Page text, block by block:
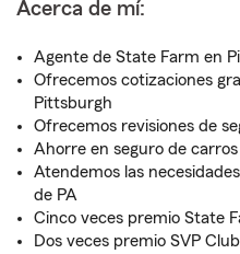
Acerca de mí:
Agente de State Farm en
Ofrecemos cotizaciones
Pittsburgh
Ofrecemos revisiones de
Ahorre en seguro de
Atendemos las
de PA
Cinco veces premio State
Dos veces premio SVP Club